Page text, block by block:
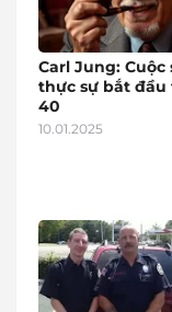
Carl Jung: Cuộc
thực sự bắt
40
10.01.2025